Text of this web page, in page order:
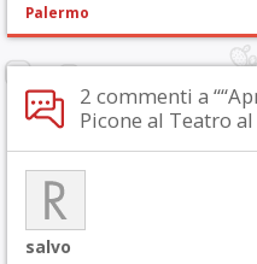
Palermo
2 commenti a
Picone al Teatro
salvo